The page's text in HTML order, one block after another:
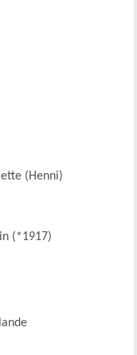
(Henni)
(*1917)